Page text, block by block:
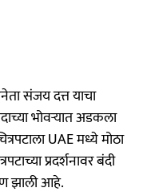
संजय दत्त याचा
भोवऱ्यात अडकला
UAE मध्ये मोठा
प्रदर्शनावर बंदी
झाली आहे.